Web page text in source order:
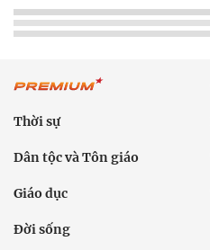
Thời sự
Dân tộc và Tôn giáo
Giáo dục
Đời sống